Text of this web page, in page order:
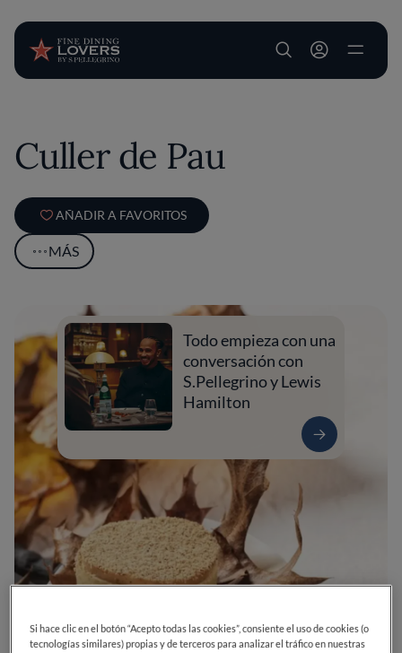
User account
Culler de Pau
AÑADIR A FAVORITOS
MÁS
0 0 0 0 0
Todo empieza con una
conversación con
S.Pellegrino y Lewis
Hamilton
Si hace clic en el botón “Acepto todas las cookies”, consiente el uso de cookies (o
tecnologías similares) propias y de terceros para analizar el tráfico en nuestras